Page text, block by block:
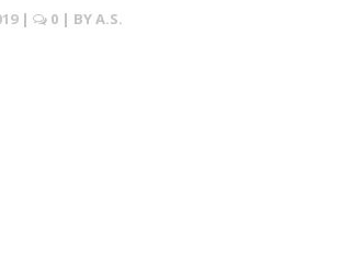
| 0 | BYA.S.